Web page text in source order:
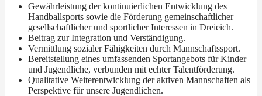
Gewährleistung der kontinuierlichen Entwicklung des
Handballsports sowie die Förderung gemeinschaftlicher
gesellschaftlicher und sportlicher Interessen in Dreieich.
Beitrag zur Integration und Verständigung.
Vermittlung sozialer Fähigkeiten durch Mannschaftssport.
Bereitstellung eines umfassenden Sportangebots für Kinder
und Jugendliche, verbunden mit echter Talentförderung.
Qualitative Weiterentwicklung der aktiven Mannschaften als
Perspektive für unsere Jugendlichen.